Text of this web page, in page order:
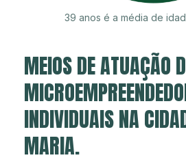
39 anos é a média de
MEIOS DE ATUAÇÃO
INDIVIDUAIS NA
MARIA.